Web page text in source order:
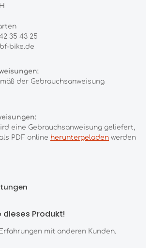
35 43 25
bike.de
der Gebrauchsanweisung
eine Gebrauchsanweisung geliefert,
PDF online heruntergeladen werden
Bewertung von 0 von 5 Sternen
dieses Produkt!
Erfahrungen mit anderen Kunden.